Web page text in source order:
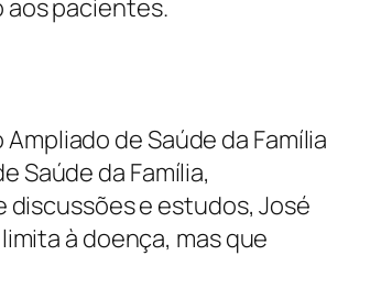
pacientes.
de Saúde da Família
Saúde da Família,
discussões e estudos, José
à doença, mas que